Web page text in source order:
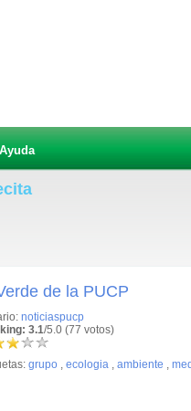
Ayuda
de la PUCP
noticiaspucp
3.1/5.0 (77 votos)
grupo , ecologia , ambiente ,